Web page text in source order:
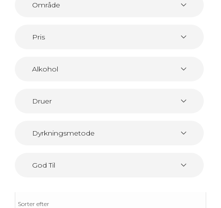
Område
Pris
Alkohol
Druer
Dyrkningsmetode
God Til
Sorter efter